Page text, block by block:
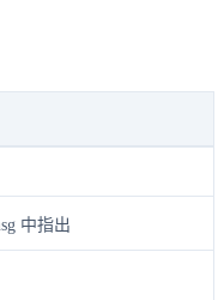
中指出